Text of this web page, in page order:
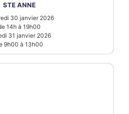
STE ANNE
30 janvier 2026
14h à 19h00
31 janvier 2026
9h00 à 13h00